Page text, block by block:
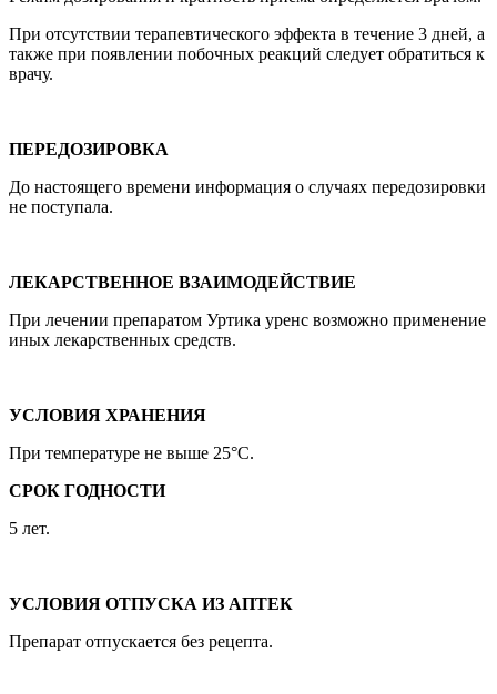
При отсутствии терапевтического эффекта в течение 3 дней, а
также при появлении побочных реакций следует обратиться к
врачу.
ПЕРЕДОЗИРОВКА
До настоящего времени информация о случаях передозировки
не поступала.
ЛЕКАРСТВЕННОЕ ВЗАИМОДЕЙСТВИЕ
При лечении препаратом Уртика уренс возможно применение
иных лекарственных средств.
УСЛОВИЯ ХРАНЕНИЯ
При температуре не выше 25°C.
СРОК ГОДНОСТИ
5 лет.
УСЛОВИЯ ОТПУСКА ИЗ АПТЕК
Препарат отпускается без рецепта.